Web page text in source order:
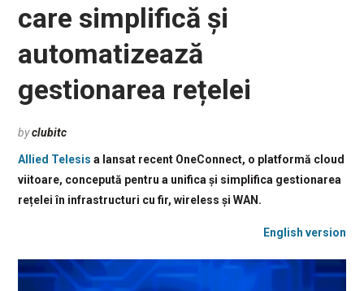
care simplifică și
automatizează
gestionarea rețelei
byclubitc
Allied Telesis a lansat recent OneConnect, o platformă cloud
viitoare, concepută pentru a unifica și simplifica gestionarea
rețelei în infrastructuri cu fir, wireless și WAN.
English version